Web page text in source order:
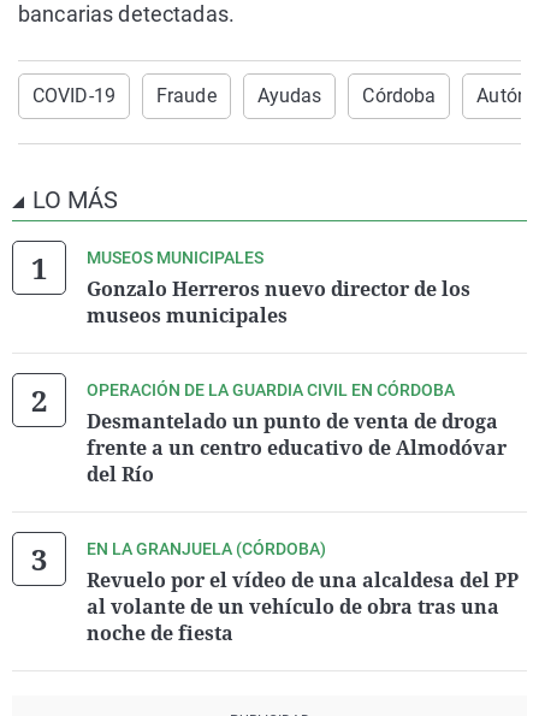
bancarias detectadas.
COVID-19 Fraude Ayudas Córdoba
LO MÁS
MUSEOS MUNICIPALES
Gonzalo Herreros nuevo director de los
museos municipales
OPERACIÓN DE LA GUARDIA CIVIL EN CÓRDOBA
Desmantelado un punto de venta de droga
frente a un centro educativo de Almodóvar
del Río
EN LA GRANJUELA (CÓRDOBA)
Revuelo por el vídeo de una alcaldesa del PP
al volante de un vehículo de obra tras una
noche de fiesta